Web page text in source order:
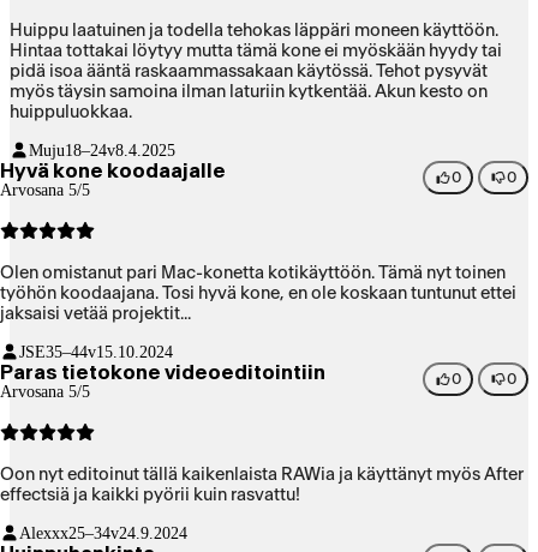
Huippu laatuinen ja todella tehokas läppäri moneen käyttöön.
Hintaa tottakai löytyy mutta tämä kone ei myöskään hyydy tai
pidä isoa ääntä raskaammassakaan käytössä. Tehot pysyvät
myös täysin samoina ilman laturiin kytkentää. Akun kesto on
huippuluokkaa.
Muju18–24v8.4.2025
Hyvä kone koodaajalle
Arvosana 5/5
0 0
Olen omistanut pari Mac-konetta kotikäyttöön. Tämä nyt toinen
työhön koodaajana. Tosi hyvä kone, en ole koskaan tuntunut ettei
jaksaisi vetää projektit...
JSE35–44v15.10.2024
Paras tietokone videoeditointiin
Arvosana 5/5
0 0
Oon nyt editoinut tällä kaikenlaista RAWia ja käyttänyt myös After
effectsiä ja kaikki pyörii kuin rasvattu!
Alexxx25–34v24.9.2024